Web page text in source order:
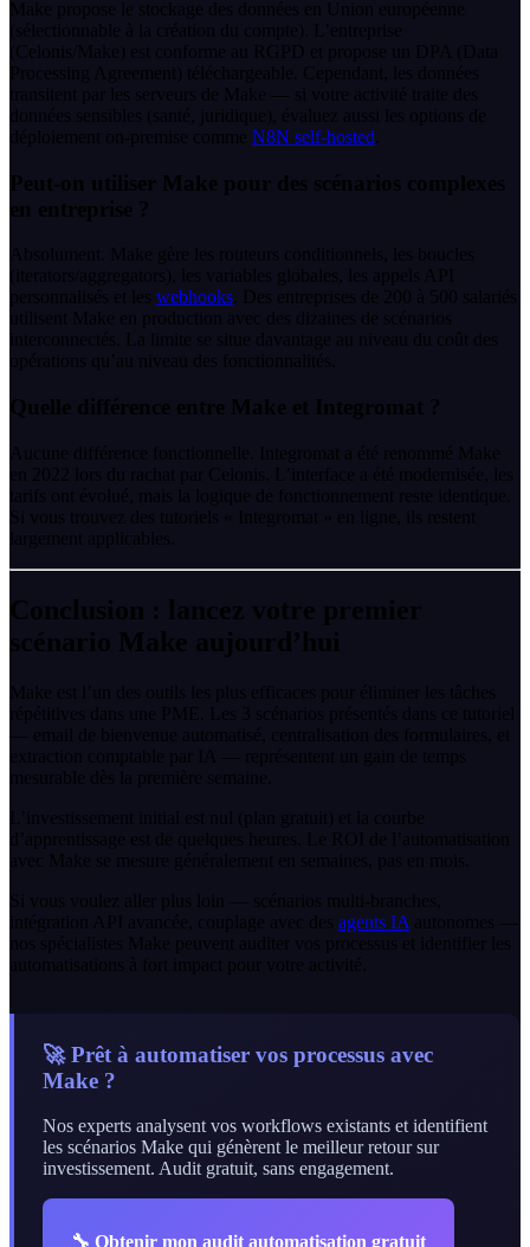
Make propose le stockage des données en Union européenne
(sélectionnable à la création du compte). L’entreprise
(Celonis/Make) est conforme au RGPD et propose un DPA (Data
Processing Agreement) téléchargeable. Cependant, les données
transitent par les serveurs de Make — si votre activité traite des
données sensibles (santé, juridique), évaluez aussi les options de
déploiement on-premise comme N8N self-hosted
Peut-on utiliser Make pour des scénarios complexes
en entreprise ?
Absolument. Make gère les routeurs conditionnels, les boucles
(iterators/aggregators), les variables globales, les appels API
personnalisés et les webhooks . Des entreprises de 200 à 500 salariés
utilisent Make en production avec des dizaines de scénarios
interconnectés. La limite se situe davantage au niveau du coût des
opérations qu’au niveau des fonctionnalités.
Quelle différence entre Make et Integromat ?
Aucune différence fonctionnelle. Integromat a été renommé Make
en 2022 lors du rachat par Celonis. L’interface a été modernisée, les
tarifs ont évolué, mais la logique de fonctionnement reste identique.
Si vous trouvez des tutoriels « Integromat » en ligne, ils restent
largement applicables.
Conclusion : lancez votre premier
scénario Make aujourd’hui
Make est l’un des outils les plus efficaces pour éliminer les tâches
répétitives dans une PME. Les 3 scénarios présentés dans ce tutoriel
— email de bienvenue automatisé, centralisation des formulaires, et
extraction comptable par IA — représentent un gain de temps
mesurable dès la première semaine.
L’investissement initial est nul (plan gratuit) et la courbe
d’apprentissage est de quelques heures. Le ROI de l’automatisation
avec Make se mesure généralement en semaines, pas en mois.
Si vous voulez aller plus loin — scénarios multi-branches,
intégration API avancée, couplage avec des agents IA autonomes —
nos spécialistes Make peuvent auditer vos processus et identifier les
automatisations à fort impact pour votre activité.
🚀 Prêt à automatiser vos processus avec
Make ?
Nos experts analysent vos workflows existants et identifient
les scénarios Make qui génèrent le meilleur retour sur
investissement. Audit gratuit, sans engagement.
🔧 Obtenir mon audit automatisation gratuit